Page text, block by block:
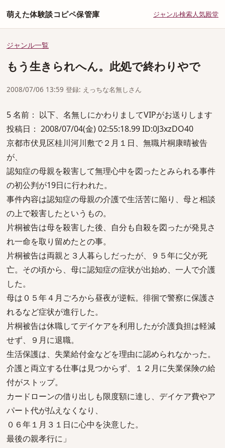
萌えた体験談コピペ保管庫 ジャンル検索人気殿堂
ジャンル一覧
もう生きられへん。此処で終わりやで
2008/07/06 13:59 登録: えっちな名無しさん
5 名前： 以下、名無しにかわりましてVIPがお送りします
投稿日： 2008/07/04(金) 02:55:18.99 ID:0J3xzDO40
京都市伏見区桂川河川敷で２月１日、無職片桐康晴被告
が、
認知症の母親を殺害して無理心中を図ったとみられる事件
の初公判が19日に行われた。
事件内容は認知症の母親の介護で生活苦に陥り、母と相談
の上で殺害したというもの。
片桐被告は母を殺害した後、自分も自殺を図ったが発見さ
れ一命を取り留めたとの事。
片桐被告は両親と３人暮らしだったが、９５年に父が死
亡。その頃から、母に認知症の症状が出始め、一人で介護
した。
母は０５年４月ごろから昼夜が逆転。徘徊で警察に保護さ
れるなど症状が進行した。
片桐被告は休職してデイケアを利用したが介護負担は軽減
せず、９月に退職。
生活保護は、失業給付金などを理由に認められなかった。
介護と両立する仕事は見つからず、１２月に失業保険の給
付がストップ。
カードローンの借り出しも限度額に達し、デイケア費やア
パート代が払えなくなり、
０６年１月３１日に心中を決意した。
最後の親孝行に」